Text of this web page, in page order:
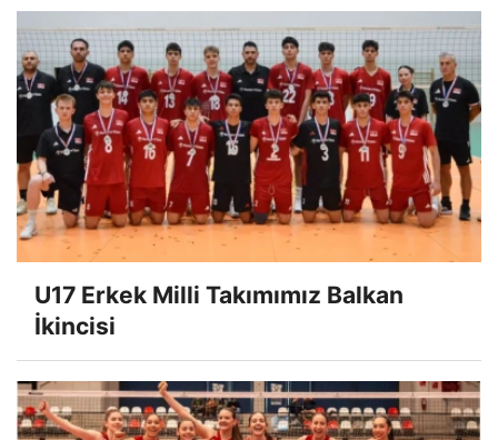
U17 Erkek Milli Takımımız Balkan
İkincisi